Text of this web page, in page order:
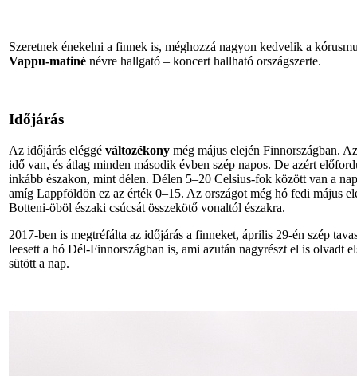
Szeretnek énekelni a finnek is, méghozzá nagyon kedvelik a
Vappu-matiné névre hallgató – koncert hallható országszerte.
Időjárás
Az időjárás eléggé változékony még május elején Finnországban.
idő van, és átlag minden második évben szép napos. De azért
inkább északon, mint délen. Délen 5–20 Celsius-fok között van a
amíg Lappföldön ez az érték 0–15. Az országot még hó fedi május
Botteni-öböl északi csúcsát összekötő vonaltól északra.
2017-ben is megtréfálta az időjárás a finneket, április 29-én szép
leesett a hó Dél-Finnországban is, ami azután nagyrészt el is olvadt
sütött a nap.